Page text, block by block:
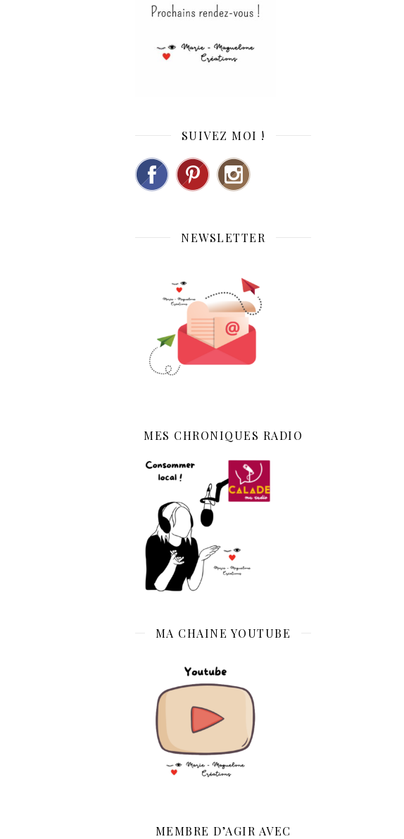
SUIVEZ MOI !
NEWSLETTER
MES CHRONIQUES RADIO
MA CHAINE YOUTUBE
MEMBRE D’AGIR AVEC